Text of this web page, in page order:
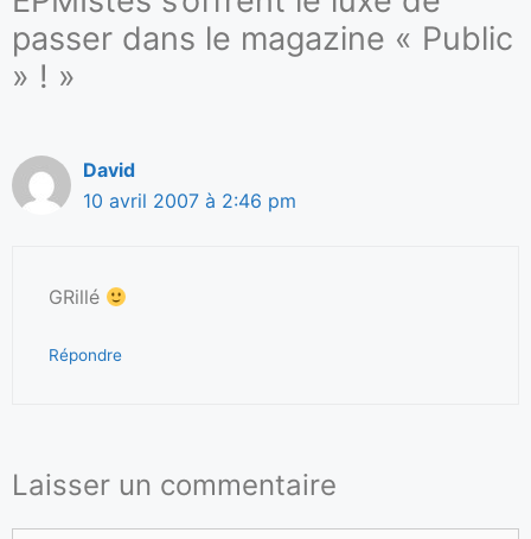
passer dans le magazine « Public
» ! »
David
10 avril 2007 à 2:46 pm
GRillé
Répondre
Laisser un commentaire